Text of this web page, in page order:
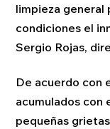
limpieza general
condiciones el
Sergio Rojas,
De acuerdo con
acumulados con
pequeñas